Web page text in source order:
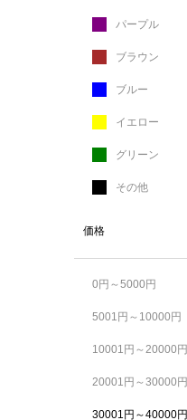
パープル
ブラウン
ブルー
イエロー
グリーン
その他
価格
0円～5000円
5001円～10000円
10001円～20000円
20001円～30000円
30001円～40000円